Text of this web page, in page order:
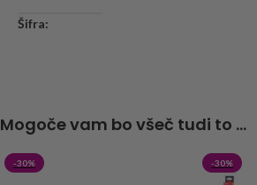
Šifra:
Mogoče vam bo všeč tudi to ...
-30% -30%